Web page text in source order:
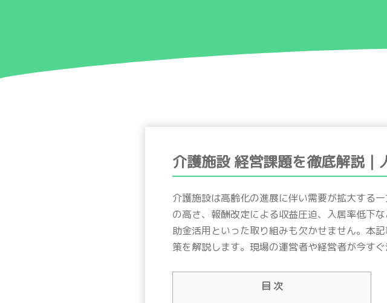
介護施設 経営課題を徹底解説
介護施設は高齢化の進展に伴い需要が拡大する
の高さ、報酬改定による収益圧迫、入居率低下
助金活用といった取り組みも欠かせません。本
策を解説します。現場の運営者や経営者が今す
目 次